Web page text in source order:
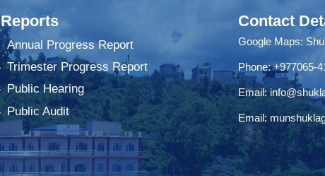
Reports
Annual Progress Report
Trimester Progress Report
Public Hearing
Public Audit
Contact
Google Maps:
Phone:+977065-
Email:
Email: